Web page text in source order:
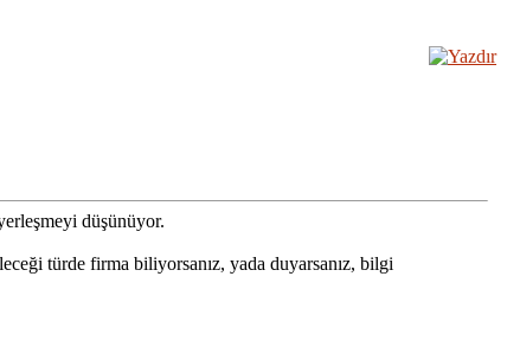
düşünüyor.
türde firma biliyorsanız, yada duyarsanız, bilgi